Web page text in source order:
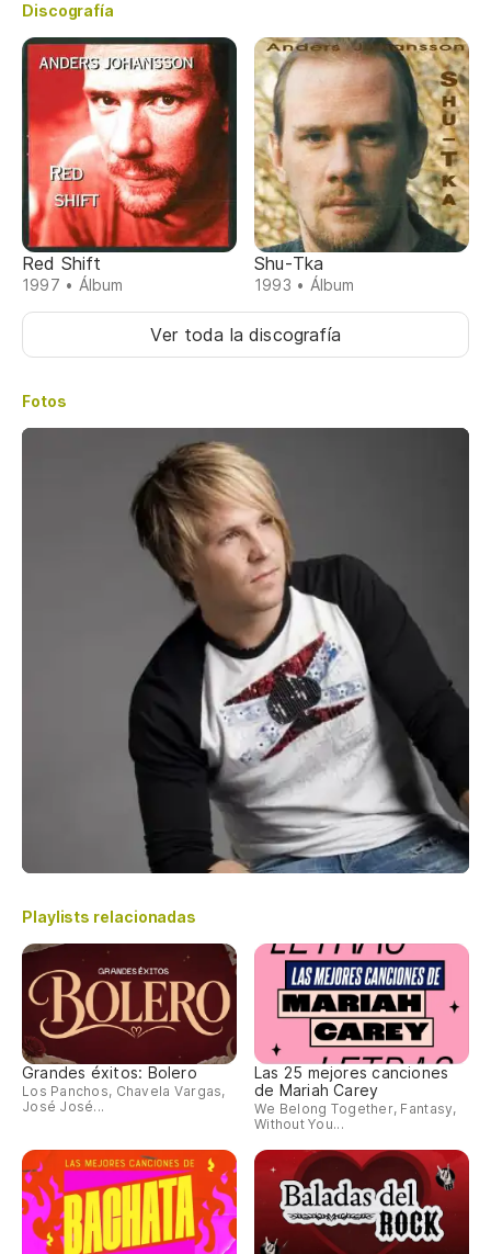
Discografía
Red Shift
1997 • Álbum
Shu-Tka
1993 • Álbum
Ver toda la discografía
Fotos
Playlists relacionadas
Grandes éxitos: Bolero
Los Panchos, Chavela Vargas,
José José...
Las 25 mejores canciones
de Mariah Carey
We Belong Together, Fantasy,
Without You...